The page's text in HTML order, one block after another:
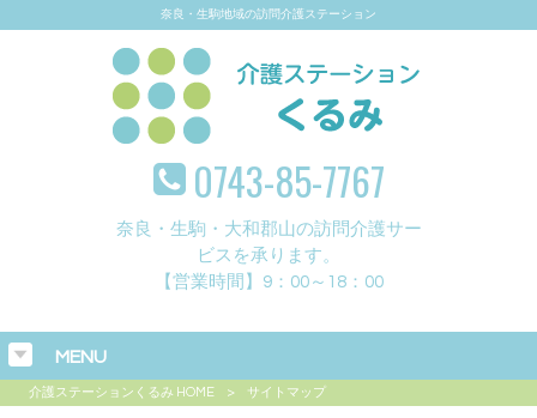
奈良・生駒地域の訪問介護ステーション
0743-85-7767
奈良・生駒・大和郡山の訪問介護サー
ビスを承ります。
【営業時間】9：00～18：00
MENU
介護ステーションくるみ HOME > サイトマップ